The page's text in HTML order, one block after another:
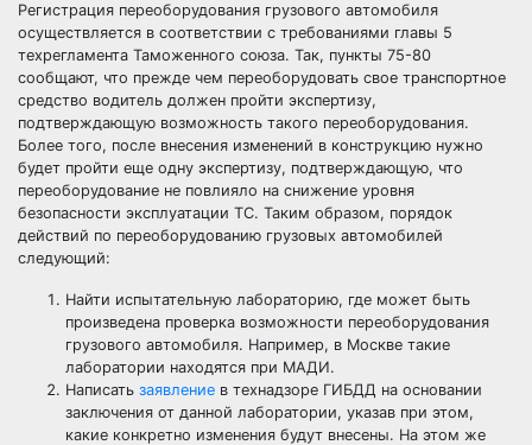
Регистрация переоборудования грузового автомобиля
осуществляется в соответствии с требованиями главы 5
техрегламента Таможенного союза. Так, пункты 75-80
сообщают, что прежде чем переоборудовать свое транспортное
средство водитель должен пройти экспертизу,
подтверждающую возможность такого переоборудования.
Более того, после внесения изменений в конструкцию нужно
будет пройти еще одну экспертизу, подтверждающую, что
переоборудование не повлияло на снижение уровня
безопасности эксплуатации ТС. Таким образом, порядок
действий по переоборудованию грузовых автомобилей
следующий:
Найти испытательную лабораторию, где может быть
произведена проверка возможности переоборудования
грузового автомобиля. Например, в Москве такие
лаборатории находятся при МАДИ.
Написать заявление в технадзоре ГИБДД на основании
заключения от данной лаборатории, указав при этом,
какие конкретно изменения будут внесены. На этом же